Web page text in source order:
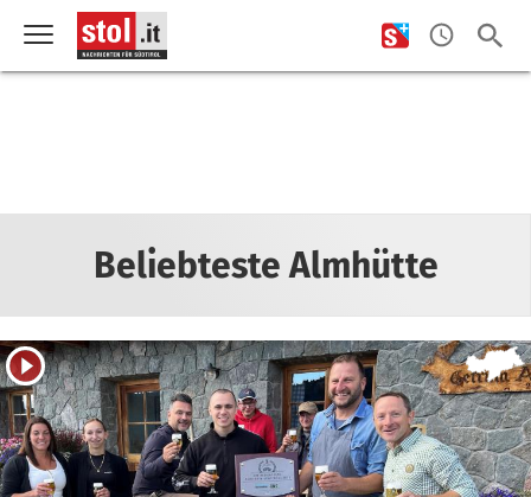
Beliebteste Almhütte